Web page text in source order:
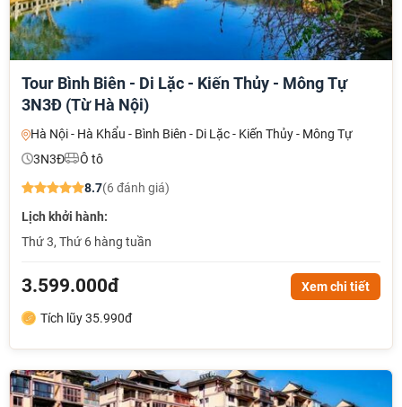
Tour Bình Biên - Di Lặc - Kiến Thủy - Mông Tự
3N3Đ (Từ Hà Nội)
Hà Nội - Hà Khẩu - Bình Biên - Di Lặc - Kiến Thủy - Mông Tự
3N3Đ
Ô tô
8.7(6 đánh giá)
Lịch khởi hành:
Thứ 3, Thứ 6 hàng tuần
3.599.000đ Xem chi tiết
Tích lũy 35.990đ